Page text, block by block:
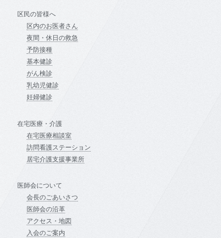
区民の皆様へ
区内のお医者さん
夜間・休日の救急
予防接種
基本健診
がん検診
乳幼児健診
妊婦健診
在宅医療・介護
在宅医療相談室
訪問看護ステーション
居宅介護支援事業所
医師会について
会長のごあいさつ
医師会の沿革
アクセス・地図
入会のご案内